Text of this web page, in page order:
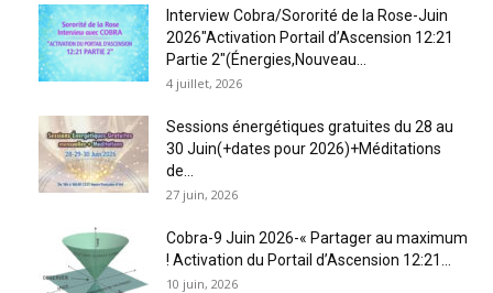
Interview Cobra/Sororité de la Rose-Juin
2026″Activation Portail d’Ascension 12:21
Partie 2″(Énergies,Nouveau...
4 juillet, 2026
Sessions énergétiques gratuites du 28 au
30 Juin(+dates pour 2026)+Méditations
de...
27 juin, 2026
Cobra-9 Juin 2026-« Partager au maximum
! Activation du Portail d’Ascension 12:21...
10 juin, 2026